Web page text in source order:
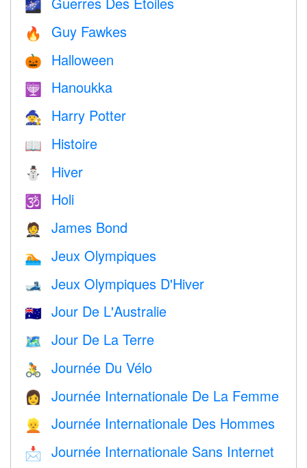
🌌
🔥 Guy Fawkes
🎃 Halloween
🕎 Hanoukka
🧙 Harry Potter
📖 Histoire
⛄ Hiver
🕉 Holi
🤵 James Bond
🏊 Jeux Olympiques
🎿 Jeux Olympiques D'Hiver
🇦🇺 Jour De L'Australie
🗺️ Jour De La Terre
🚴 Journée Du Vélo
👩 Journée Internationale De La Femme
👱 Journée Internationale Des Hommes
📩 Journée Internationale Sans Internet